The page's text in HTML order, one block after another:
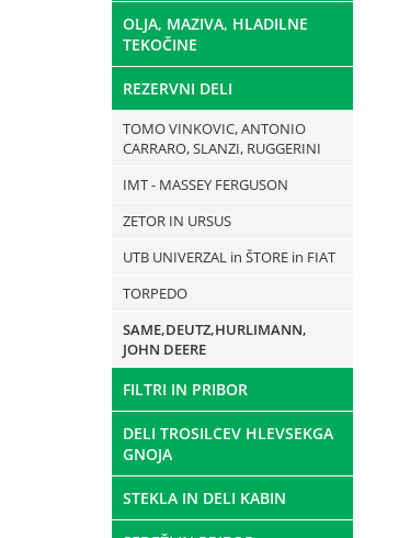
OLJA, MAZIVA, HLADILNE
TEKOČINE
REZERVNI DELI
TOMO VINKOVIC, ANTONIO
CARRARO, SLANZI, RUGGERINI
IMT - MASSEY FERGUSON
ZETOR IN URSUS
UTB UNIVERZAL in ŠTORE in FIAT
TORPEDO
SAME,DEUTZ,HURLIMANN,
JOHN DEERE
FILTRI IN PRIBOR
DELI TROSILCEV HLEVSEKGA
GNOJA
STEKLA IN DELI KABIN